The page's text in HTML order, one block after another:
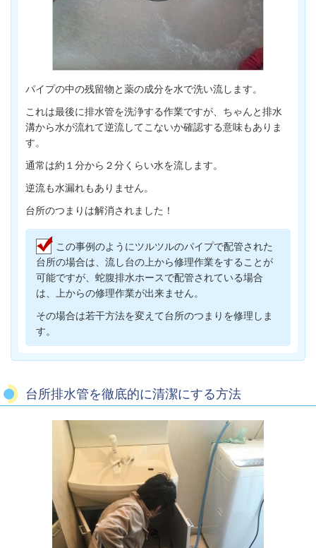
パイプの中の残留物と薬の成分を水で洗い流します。
これは最後に排水管を洗浄する作業ですが、ちゃんと排水
溝から水が流れて逆流してこないか確認する意味もありま
す。
通常は約１分から２分くらい水を流します。
逆流も水漏れもありません。
台所のつまりは解消されました！
この事例のようにツルツルのパイプで配管された
台所の場合は、流し台の上から修理作業をすることが
可能ですが、蛇腹排水ホースで配管されている場合
は、上からの修理作業が出来ません。
その場合は若干方法を変えて台所のつまりを修理しま
す。
台所排水管を徹底的に清潔にする方法